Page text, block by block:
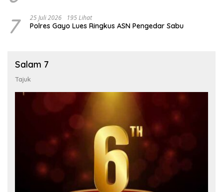
7 25 Juli 2026 195 Lihat
Polres Gayo Lues Ringkus ASN Pengedar Sabu
Salam 7
Tajuk